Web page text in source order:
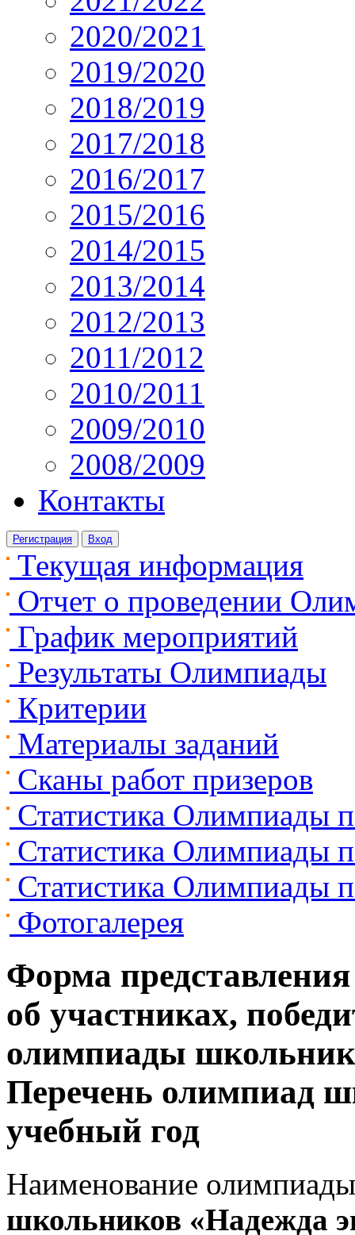
2020/2021
2019/2020
2018/2019
2017/2018
2016/2017
2015/2016
2014/2015
2013/2014
2012/2013
2011/2012
2010/2011
2009/2010
2008/2009
Контакты
Регистрация Вход
Текущая информация
Отчет о проведении
График мероприятий
Результаты Олимпиады
Критерии
Материалы заданий
Сканы работ призеров
Статистика Олимпиады
Статистика Олимпиады
Статистика Олимпиады
Фотогалерея
Форма представления
об участниках,
олимпиады
Перечень олимпиад
учебный год
Наименование
школьников «Надежда